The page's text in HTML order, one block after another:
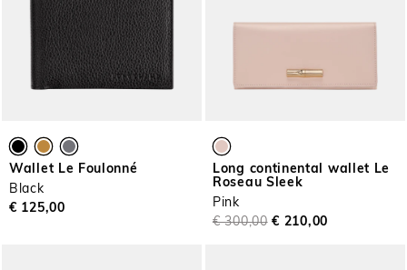
Wallet Le Foulonné
Black
€ 125,00
Long continental wallet Le
Roseau Sleek
Pink
€ 300,00 € 210,00